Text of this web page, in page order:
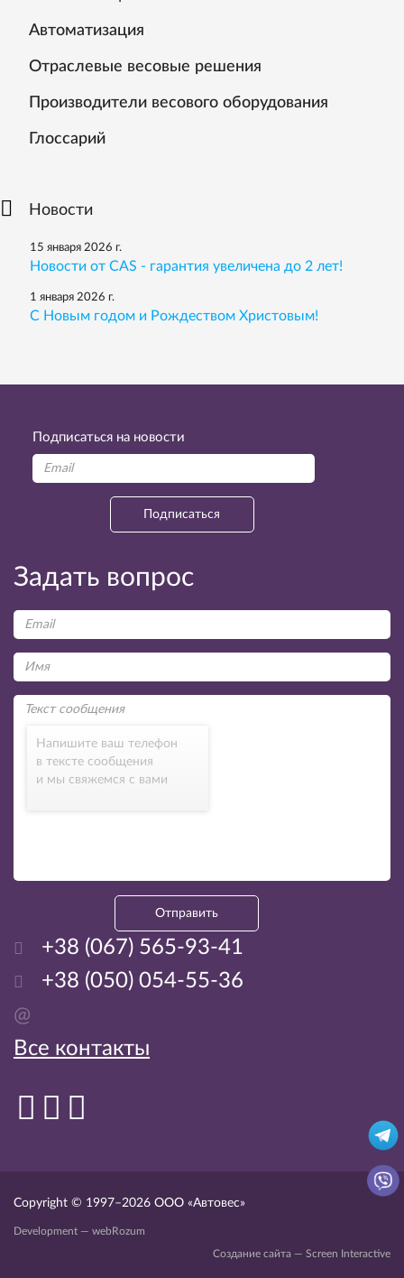
Автоматизация
Отраслевые весовые решения
Производители весового оборудования
Глоссарий
Новости
15 января 2026 г.
Новости от CAS - гарантия увеличена до 2 лет!
1 января 2026 г.
С Новым годом и Рождеством Христовым!
Подписаться на новости
Подписаться
Задать вопрос
Напишите ваш телефон
в тексте сообщения
и мы свяжемся с вами
Отправить
+38 (067) 565-93-41
+38 (050) 054-55-36
@
Все контакты
Copyright © 1997–2026 ООО «Автовес»
Development — webRozum
Создание сайта — Screen Interactive